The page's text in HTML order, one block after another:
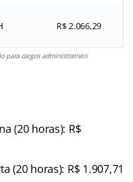
R$ 2.066,29
para cargos administrativos
(20 horas): R$
(20 horas): R$ 1.907,71